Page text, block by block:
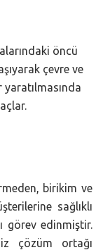
öncü
çevre ve
yaratılmasında
birikim ve
sağlıklı
görev edinmiştir.
çözüm ortağı